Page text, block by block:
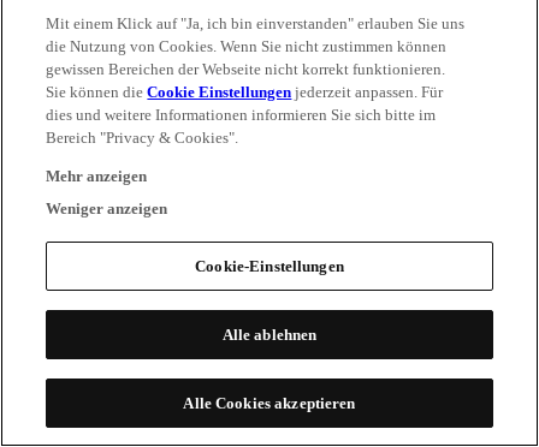
Mit einem Klick auf "Ja, ich bin einverstanden" erlauben Sie uns
die Nutzung von Cookies. Wenn Sie nicht zustimmen können
gewissen Bereichen der Webseite nicht korrekt funktionieren.
Sie können dieCookie Einstellungen jederzeit anpassen. Für
dies und weitere Informationen informieren Sie sich bitte im
Bereich "Privacy & Cookies".
Mehr anzeigen
Weniger anzeigen
Cookie-Einstellungen
Alle ablehnen
Alle Cookies akzeptieren